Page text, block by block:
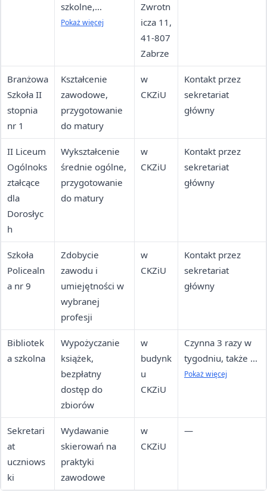
szkolne,
szatnie,
techniczne
Pokaż więcej
Zwrotn
icza 11,
41-807
Zabrze
Branżowa
Szkoła II
stopnia
nr 1
Kształcenie
zawodowe,
przygotowanie
do matury
w
CKZiU
Kontakt przez
sekretariat
główny
II Liceum
Ogólnoks
ztałcące
dla
Dorosłyc
h
Wykształcenie
średnie ogólne,
przygotowanie
do matury
w
CKZiU
Kontakt przez
sekretariat
główny
Szkoła
Policealn
a nr 9
Zdobycie
zawodu i
umiejętności w
wybranej
profesji
w
CKZiU
Kontakt przez
sekretariat
główny
Bibliotek
a szkolna
Wypożyczanie
książek,
bezpłatny
dostęp do
zbiorów
w
budynk
u
CKZiU
Czynna 3 razy w
tygodniu, także w
weekendy
Pokaż więcej
Sekretari
at
uczniows
ki
Wydawanie
skierowań na
praktyki
zawodowe
w
CKZiU
—